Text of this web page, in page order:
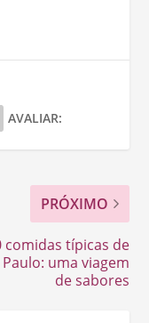
AVALIAR:
PRÓXIMO
comidas típicas de
Paulo: uma viagem
de sabores